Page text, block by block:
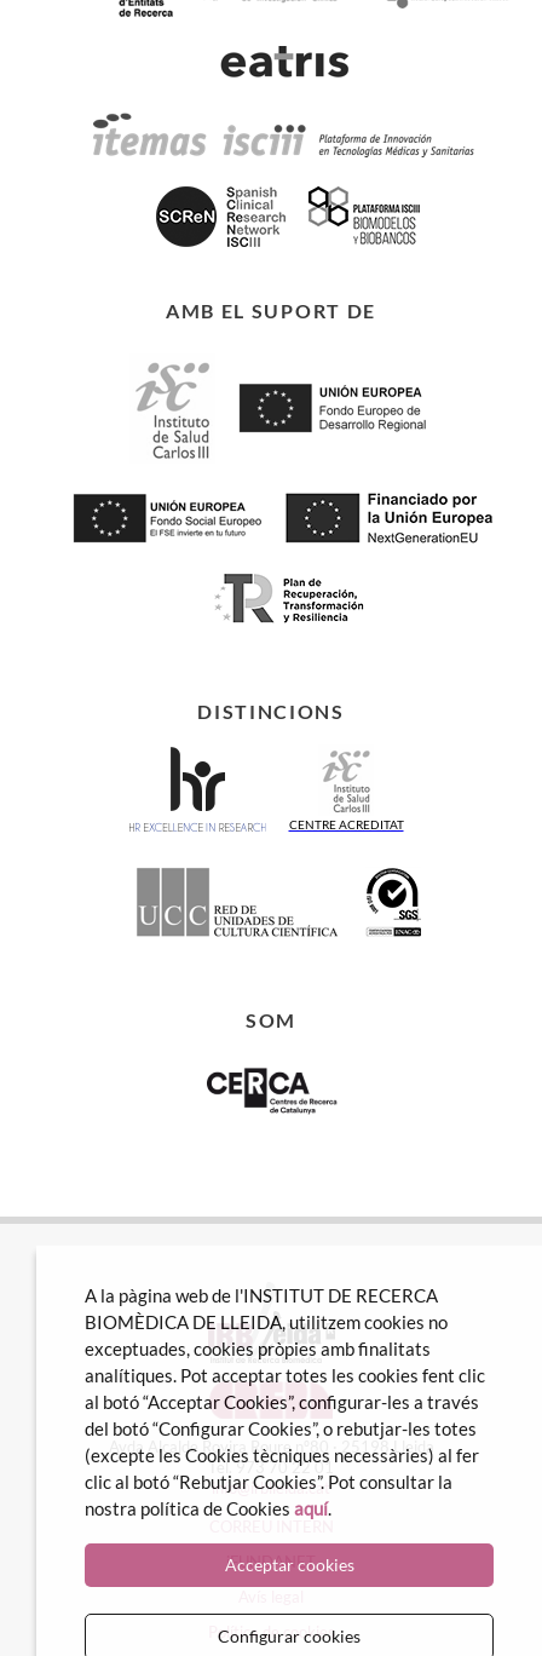
AMB EL SUPORT DE
DISTINCIONS
CENTRE ACREDITAT
SOM
Avda Alcalde Rovira Roure nº80 · 25198 Lleida
Tel. 973 70 22 01
info@irblleida.cat
iFUNDANET
Política de cookies
A la pàgina web de l'INSTITUT DE RECERCA
BIOMÈDICA DE LLEIDA, utilitzem cookies no
exceptuades, cookies pròpies amb finalitats
analítiques. Pot acceptar totes les cookies fent clic
al botó “Acceptar Cookies”, configurar-les a través
del botó “Configurar Cookies”, o rebutjar-les totes
(excepte les Cookies tècniques necessàries) al fer
clic al botó “Rebutjar Cookies”. Pot consultar la
nostra política de Cookies aquí.
Acceptar cookies
Configurar cookies